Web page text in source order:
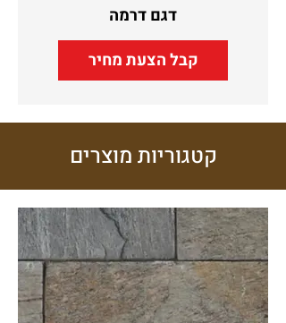
דגם דרמה
קבל הצעת מחיר
קטגוריות מוצרים